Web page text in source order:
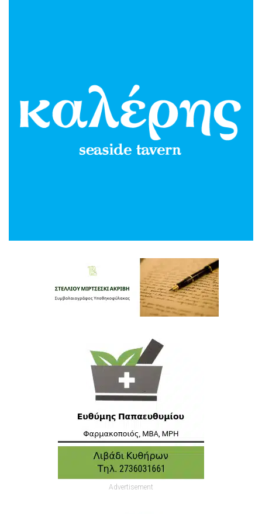
Advertisement